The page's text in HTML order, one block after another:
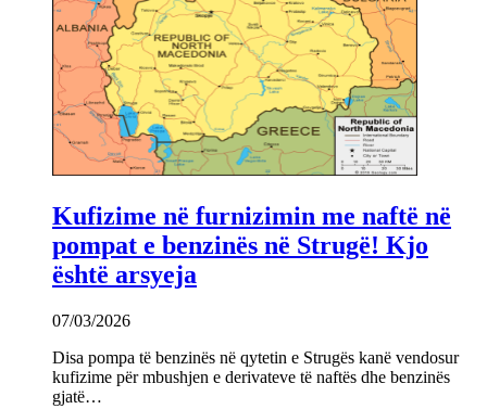
Kufizime në furnizimin me naftë në
pompat e benzinës në Strugë! Kjo
është arsyeja
07/03/2026
Disa pompa të benzinës në qytetin e Strugës kanë vendosur
kufizime për mbushjen e derivateve të naftës dhe benzinës
gjatë…